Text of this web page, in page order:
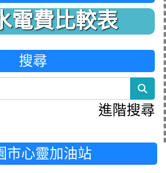
電費比較表
搜尋
進階搜尋
市心靈加油站